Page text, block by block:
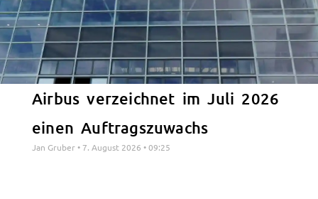
Airbus verzeichnet im Juli 2026
einen Auftragszuwachs
Jan Gruber 7. August 2026 09:25